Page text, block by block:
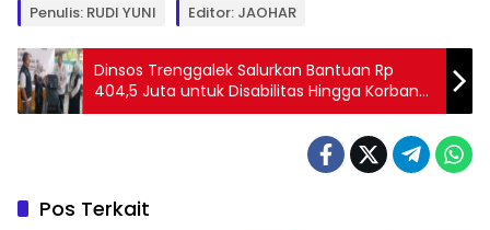
Penulis: RUDI YUNI Editor: JAOHAR
Dinsos Trenggalek Salurkan Bantuan Rp
404,5 Juta untuk Disabilitas Hingga Korban
NAPZA
Pos Terkait